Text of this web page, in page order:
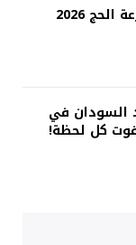
الاستعلام عن نتيجة قرعة الحج 2026
السودان في
كل لحظة!